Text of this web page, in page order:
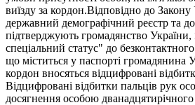
виїзду за кордон.Відповідно до
державний демографічний реєстр та
підтверджують громадянство України,
спеціальний статус" до
що міститься у паспорті громадянина
кордон вносяться відцифровані
Відцифровані відбитки пальців рук
досягнення особою дванадцятирічного